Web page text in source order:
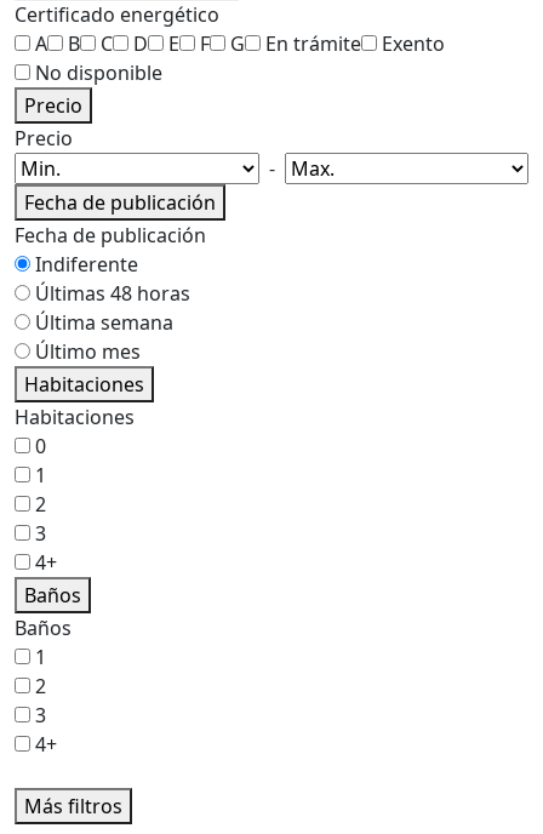
Certificado energético
A
B C D E F G En trámite
Exento
No disponible
Precio
Precio
-
Fecha de publicación
Fecha de publicación
Indiferente
Últimas 48 horas
Última semana
Último mes
Habitaciones
Habitaciones
0
1
2
3
4+
Baños
Baños
1
2
3
4+
Más filtros